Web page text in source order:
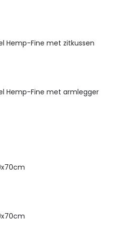
Hemp-Fine met zitkussen
Hemp-Fine met armlegger